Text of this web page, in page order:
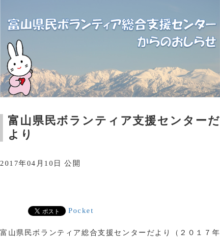
富山県民ボランティア支援センターだ
より
2017年04月10日 公開
Pocket
富山県民ボランティア総合支援センターだより（２０１７年